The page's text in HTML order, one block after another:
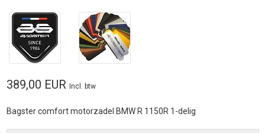
389,00 EUR Incl. btw
Bagster comfort motorzadel BMW R 1150R 1-delig